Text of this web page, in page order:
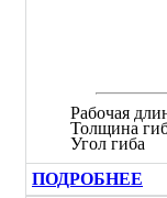
Рабочая
Толщина
Угол гиба
ПОДРОБНЕЕ